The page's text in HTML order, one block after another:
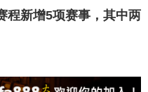
程新增5项赛事，其中两